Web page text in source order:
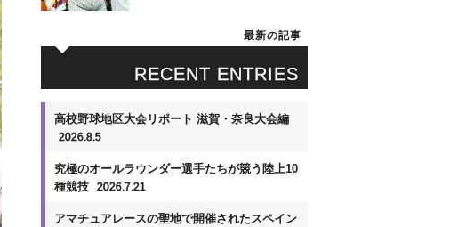
RECENT ENTRIES
最新の記事
高校野球地区大会リポート 滋賀・奈良大会編
2026.8.5
究極のオールラウンダー選手たちが競う陸上10
種競技
2026.7.21
アマチュアレースの聖地で開催されたスペイン